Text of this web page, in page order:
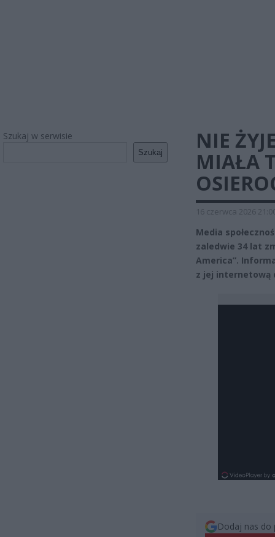
Szukaj w serwisie
Szukaj
NIE
MIAŁA
16 czerwca 2026
Media
zaledwie 34 lat
America”.
z jej internetową
Dodaj nas do